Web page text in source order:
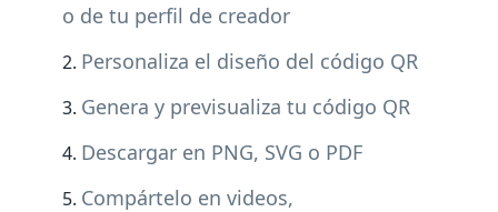
o de tu perfil de creador
Personaliza el diseño del código QR
Genera y previsualiza tu código QR
Descargar en PNG, SVG o PDF
Compártelo en videos,